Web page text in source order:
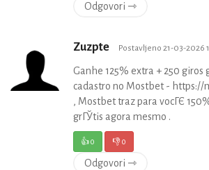
Odgovori ⇾
Zuzpte Postavljeno 21-03-2026
Ganhe 125% extra + 250 giros
cadastro no Mostbet -
, Mostbet traz para vocГЄ
grГЎtis agora mesmo .
👍0 👎0
Odgovori ⇾